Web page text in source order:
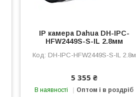
IP камера Dahua DH-IPC-
HFW2449S-S-IL 2.8мм
DH-IPC-HFW2449S-S-IL 2.8м
5 355 ₴
В наявності Оптом і в роздріб